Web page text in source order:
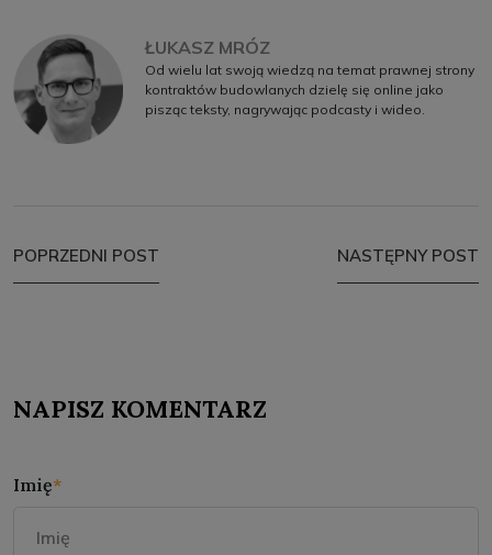
ŁUKASZ MRÓZ
Od wielu lat swoją wiedzą na temat prawnej strony
kontraktów budowlanych dzielę się online jako
pisząc teksty, nagrywając podcasty i wideo.
POPRZEDNI POST NASTĘPNY POST
NAPISZ KOMENTARZ
Imię*